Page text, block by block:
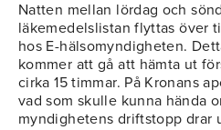
Natten mellan lördag och
läkemedelslistan flyttas över
hos E-hälsomyndigheten.
kommer att gå att hämta ut
cirka 15 timmar. På Kronans
vad som skulle kunna hända
myndighetens driftstopp drar